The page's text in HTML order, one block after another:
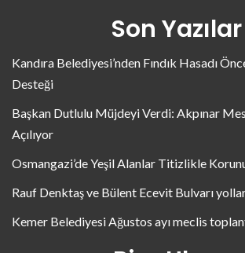
Son Yazılar
Kandıra Belediyesi’nden Fındık Hasadı
Desteği
Başkan Dutlulu Müjdeyi Verdi: Akpınar
Açılıyor
Osmangazi’de Yeşil Alanlar Titizlikle
Rauf Denktaş ve Bülent Ecevit Bulvarı
Kemer Belediyesi Ağustos ayı meclis